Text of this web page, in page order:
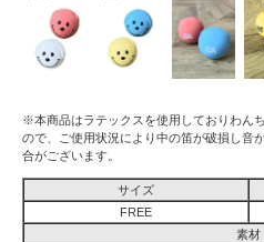
※本商品はラテックスを使用しておりわん
ので、ご使用状況により中の笛が破損し音
合がございます。
サイズ
FREE
素材